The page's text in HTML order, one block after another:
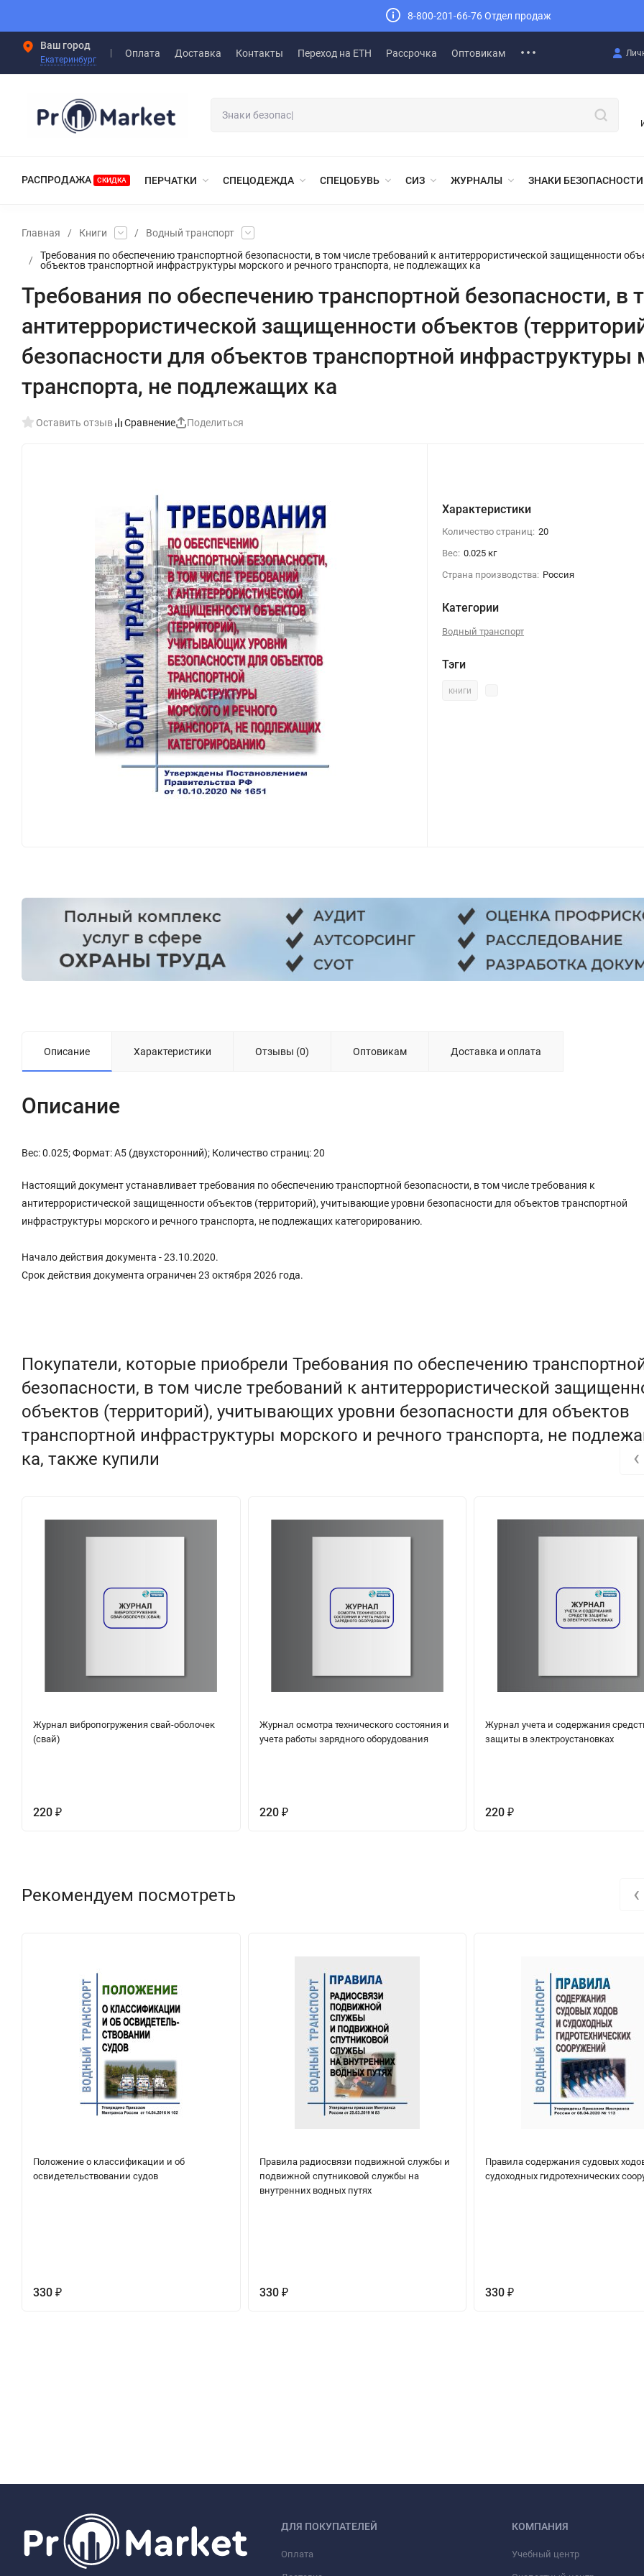
8-800-201-66-76 Отдел продаж
Ваш город
Екатеринбург
Оплата Доставка Контакты Переход на ЕТН Рассрочка Оптовикам
РАСПРОДАЖА СКИДКА ПЕРЧАТКИ СПЕЦОДЕЖДА СПЕЦОБУВЬ СИЗ ЖУРНАЛЫ ЗНАКИ БЕЗОПАСНОСТИ
Главная / Книги / Водный транспорт
/
Требования по обеспечению транспортной безопасности, в том числе требований к антитеррористической защищенности
объектов транспортной инфраструктуры морского и речного транспорта, не подлежащих ка
Требования по обеспечению транспортной безопасности, в
антитеррористической защищенности объектов
безопасности для объектов транспортной инфраструктуры
транспорта, не подлежащих ка
Оставить отзыв Сравнение Поделиться
Характеристики
Количество страниц: 20
Вес: 0.025 кг
Страна производства: Россия
Категории
Водный транспорт
Тэги
книги
Описание Характеристики Отзывы (0) Оптовикам Доставка и оплата
Описание
Вес: 0.025; Формат: А5 (двухсторонний); Количество страниц: 20
Настоящий документ устанавливает требования по обеспечению транспортной безопасности, в том числе требования к
антитеррористической защищенности объектов (территорий), учитывающие уровни безопасности для объектов транспортной
инфраструктуры морского и речного транспорта, не подлежащих категорированию.
Начало действия документа - 23.10.2020.
Срок действия документа ограничен 23 октября 2026 года.
Покупатели, которые приобрели Требования по обеспечению
безопасности, в том числе требований к антитеррористической
объектов (территорий), учитывающих уровни безопасности для объектов
транспортной инфраструктуры морского и речного транспорта, не
ка, также купили
Журнал вибропогружения свай-оболочек
(свай)
220 ₽
Журнал осмотра технического состояния и
учета работы зарядного оборудования
220 ₽
Журнал учета и содержания
защиты в электроустановках
220₽
‹
Рекомендуем посмотреть
Положение о классификации и об
освидетельствовании судов
330 ₽
Правила радиосвязи подвижной службы и
подвижной спутниковой службы на
внутренних водных путях
330 ₽
Правила содержания судовых
судоходных гидротехнических
330₽
‹
ДЛЯ ПОКУПАТЕЛЕЙ
Оплата
КОМПАНИЯ
Учебный центр